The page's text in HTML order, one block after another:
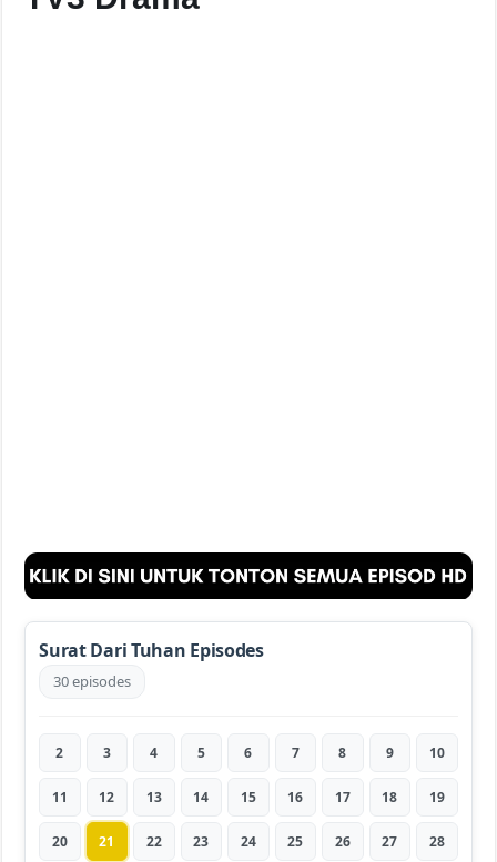
Surat Dari Tuhan Episodes
30 episodes
2 3 4 5 6 7 8 9 10
11 12 13 14 15 16 17 18 19
20 21 22 23 24 25 26 27 28